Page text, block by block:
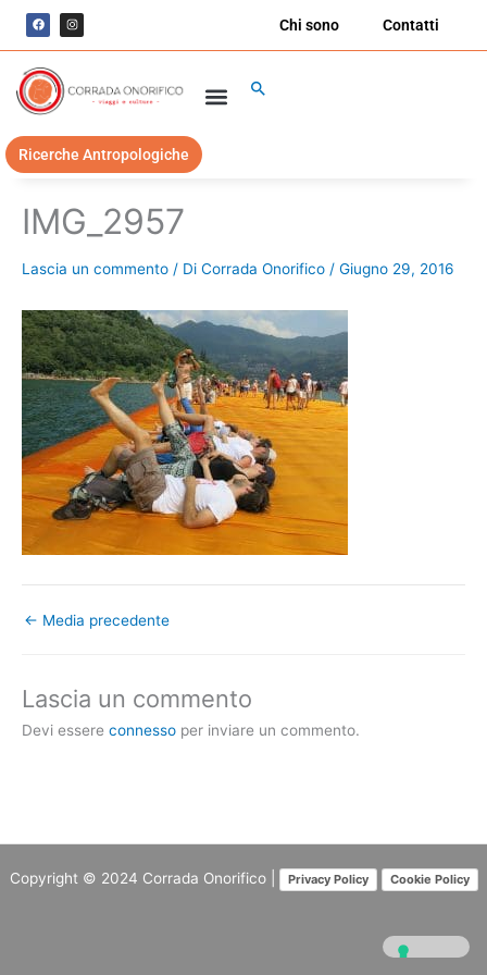
F
a
c
e
b
o
o
k
I
n
s
t
r
a
Chi sono Contatti
Ricerche Antropologiche
IMG_2957
Lascia un commento / Di Corrada Onorifico / Giugno 29, 2016
← Media precedente
Lascia un commento
Devi essere connesso per inviare un commento.
Copyright © 2024 Corrada Onorifico| Privacy Policy Cookie Policy